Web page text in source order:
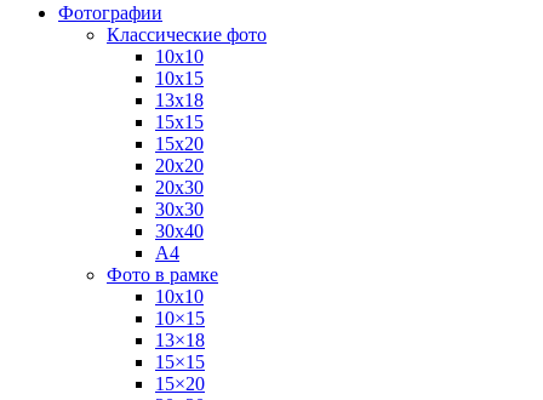
Фотографии
Классические фото
10х10
10х15
13х18
15х15
15х20
20х20
20х30
30х30
30х40
А4
Фото в рамке
10х10
10×15
13×18
15×15
15×20